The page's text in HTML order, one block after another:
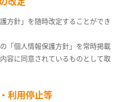
方針」を随時改定することができ
「個人情報保護方針」を常時掲載
容に同意されているものとして取
利用停止等